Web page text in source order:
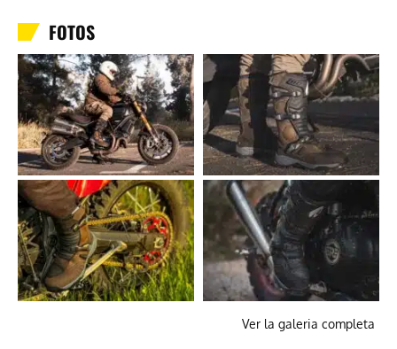
FOTOS
Ver la galeria completa